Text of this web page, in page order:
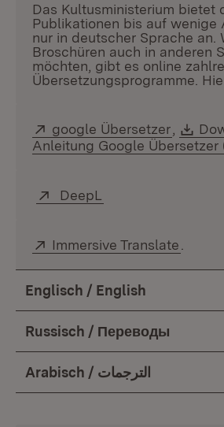
Das Kultusministerium bietet
Publikationen bis auf wenige
nur in deutscher Sprache an.
Broschüren auch in anderen
möchten, gibt es online
Übersetzungsprogramme.
Extern:
google Übersetzer (Öffnet
Anleitung Google Übersetzer
Extern:
DeepL
Extern:
Immersive Translate
Englisch / English
Russisch / Переводы
Arabisch / الترجمات